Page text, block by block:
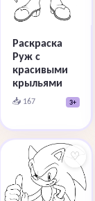
Раскраска
Руж с
красивыми
крыльями
📥 167 3+
♡